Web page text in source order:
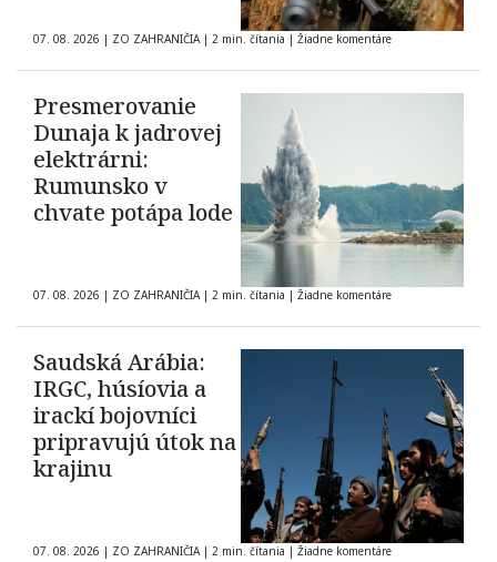
07. 08. 2026 | ZO ZAHRANIČIA | 2 min. čítania | Žiadne komentáre
Presmerovanie
Dunaja k jadrovej
elektrárni:
Rumunsko v
chvate potápa lode
07. 08. 2026 | ZO ZAHRANIČIA | 2 min. čítania | Žiadne komentáre
Saudská Arábia:
IRGC, húsíovia a
irackí bojovníci
pripravujú útok na
krajinu
07. 08. 2026 | ZO ZAHRANIČIA | 2 min. čítania | Žiadne komentáre